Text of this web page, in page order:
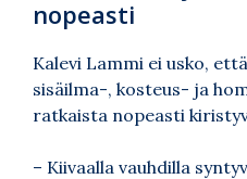
nopeasti
Kalevi Lammi ei usko,
sisäilma-, kosteus- ja
ratkaista nopeasti
– Kiivaalla vauhdilla